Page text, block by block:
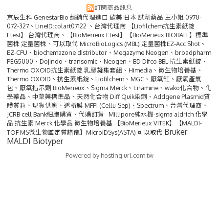
訂閱商品訊息
京辰生科 GenestarBio 經銷代理進口 歐美 日本 試劑藥品 王小姐 0970-
072-327、LineID:colart07122 、台灣代理商 【Liofilchem抗生素紙錠
Etest】 台灣代理商、【BioMerieux Etest】【BioMerieux BIOBALL】標準
菌株 定量菌株、可以取代 MicroBioLogics (MBL) 定量菌株EZ-Acc Shot、
EZ-CFU、biochemazone distributor、Megazyme Neogen、broadpharm
PEG5000、Dojindo、transomic、Neogen、BD Difco BBL 抗生素紙錠、
Thermo OXOID抗生素紙錠 乳膠凝集套組、Himedia、微生物培養基、
Thermo OXOID、抗生素紙錠、Liofilchem、MGC、厭氧缸、厭氧產氣
包、厭氧指示劑 BioMerieux、Sigma Merck、Enamine、wako化合物、化
學藥品、中草藥標準品、天然化合物 Diff Quik染劑、Addgene Plasmid質
體質粒、現貨供應、透析膜 MFPI (Cellu-Sep)、Spectrum、台灣代理商、
JCRB cell Bank細胞購買、代購訂貨 Millipore純水機-sigma aldrich 化學
品 抗生素 Merck 化學品 微生物培養基 【BioMerieux VITEK】【MALDI-
TOF MS微生物鑑定質譜儀】MicroIDSys(ASTA) 可以取代 Bruker
MALDI Biotyper
Powered by hosting.url.com.tw